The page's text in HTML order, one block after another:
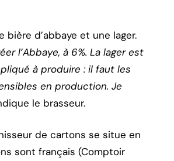
d’abbaye et une lager.
l’Abbaye, à 6%. La lager est
à produire : il faut les
en production. Je
le brasseur.
de cartons se situe en
sont français (Comptoir